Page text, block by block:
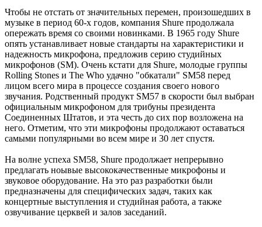
Чтобы не отстать от значительных перемен, произошедших в
музыке в период 60-х годов, компания Shure продолжала
опережать время со своими новинками. В 1965 году Shure
опять устанавливает новые стандарты на характеристики и
надежность микрофона, предложив серию студийных
микрофонов (SM). Очень кстати для Shure, молодые группы
Rolling Stones и The Who удачно "обкатали" SM58 перед
лицом всего мира в процессе создания своего нового
звучания. Родственный продукт SM57 в скорости был выбран
официальным микрофоном для трибуны президента
Соединенных Штатов, и эта честь до сих пор возложена на
него. Отметим, что эти микрофоны продолжают оставаться
самыми популярными во всем мире и 30 лет спустя.
На волне успеха SM58, Shure продолжает непрерывно
предлагать ноывые высококачественные микрофоны и
звуковое оборудование. На это раз разработки были
предназначены для специфических задач, таких как
концертные выступления и студийная работа, а также
озвучивание церквей и залов заседаний.